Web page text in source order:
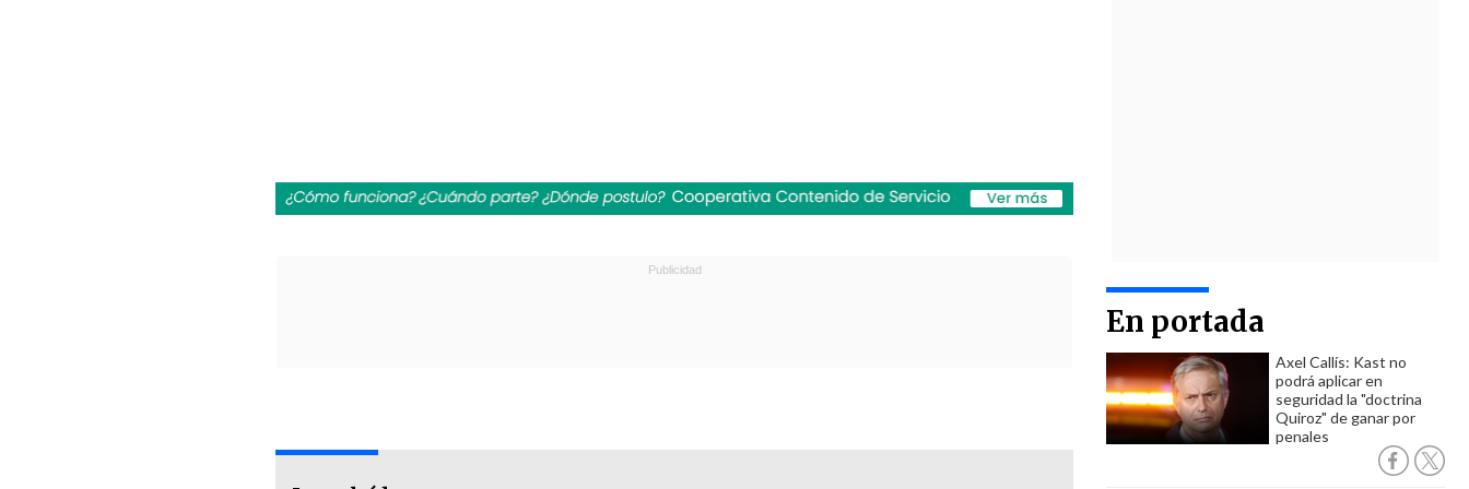
En portada
Axel Callís: Kast no
podrá aplicar en
seguridad la "doctrina
Quiroz" de ganar por
penales